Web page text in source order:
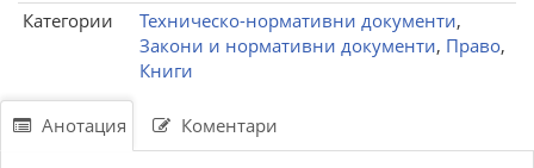
Категории
Техническо-нормативни документи,
Закони и нормативни документи, Право,
Книги
Анотация Коментари